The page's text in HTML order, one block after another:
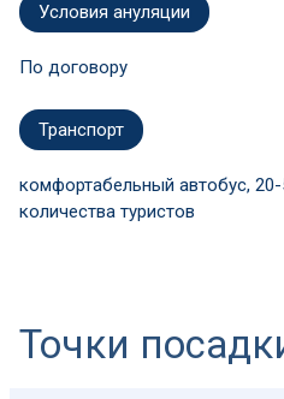
Условия ануляции
По договору
Транспорт
комфортабельный автобус,
количества туристов
Точки